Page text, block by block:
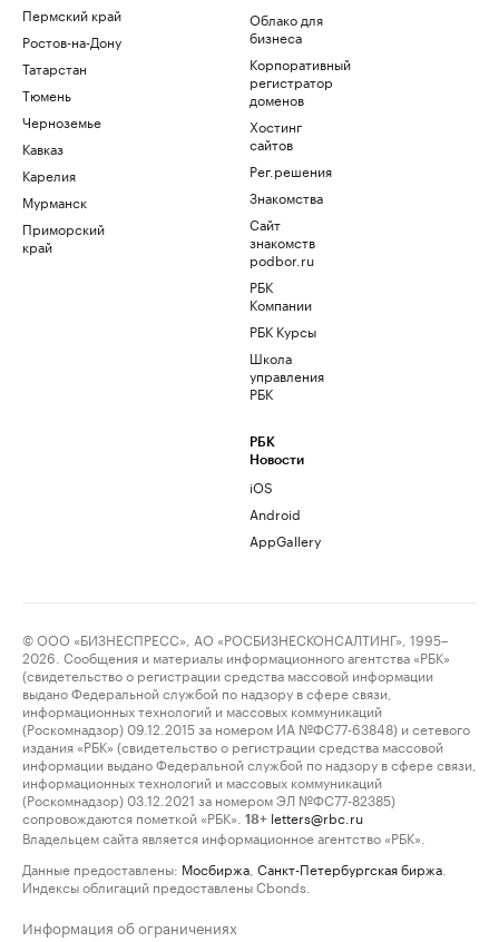
Пермский край
Ростов-на-Дону
Татарстан
Тюмень
Черноземье
Кавказ
Карелия
Мурманск
Приморский
край
Облако для
бизнеса
Корпоративный
регистратор
доменов
Хостинг
сайтов
Рег.решения
Знакомства
Сайт
знакомств
podbor.ru
РБК
Компании
РБК Курсы
Школа
управления
РБК
РБК
Новости
iOS
Android
AppGallery
© ООО «БИЗНЕСПРЕСС», АО «РОСБИЗНЕСКОНСАЛТИНГ», 1995–
2026. Сообщения и материалы информационного агентства «РБК»
(свидетельство о регистрации средства массовой информации
выдано Федеральной службой по надзору в сфере связи,
информационных технологий и массовых коммуникаций
(Роскомнадзор) 09.12.2015 за номером ИА №ФС77-63848) и сетевого
издания «РБК» (свидетельство о регистрации средства массовой
информации выдано Федеральной службой по надзору в сфере связи,
информационных технологий и массовых коммуникаций
(Роскомнадзор) 03.12.2021 за номером ЭЛ №ФС77-82385)
сопровождаются пометкой «РБК».
18+ letters@rbc.ru
Владельцем сайта является информационное агентство «РБК».
Данные предоставлены: Мосбиржа Санкт-Петербургская биржа
Индексы облигаций предоставлены Cbonds.
Информация об ограничениях